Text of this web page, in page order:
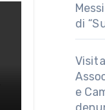
di
e